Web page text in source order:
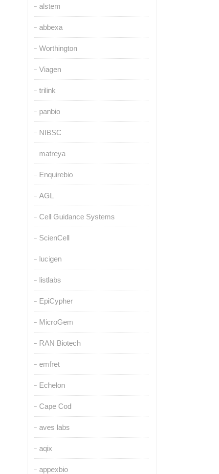
alstem
abbexa
Worthington
Viagen
trilink
panbio
NIBSC
matreya
Enquirebio
AGL
Cell Guidance Systems
ScienCell
lucigen
listlabs
EpiCypher
MicroGem
RAN Biotech
emfret
Echelon
Cape Cod
aves labs
aqix
appexbio